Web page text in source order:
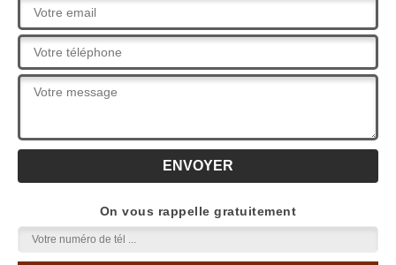
On vous rappelle gratuitement